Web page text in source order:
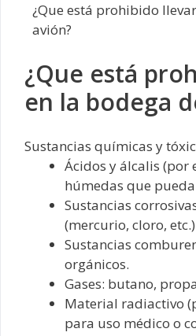
¿Que está prohibido
avión?
¿Que está
en la bodega
Sustancias químicas y
Ácidos y álcalis (por
húmedas que
Sustancias
(mercurio, cloro,
Sustancias
orgánicos.
Gases: butano,
Material radiactivo
para uso médico o